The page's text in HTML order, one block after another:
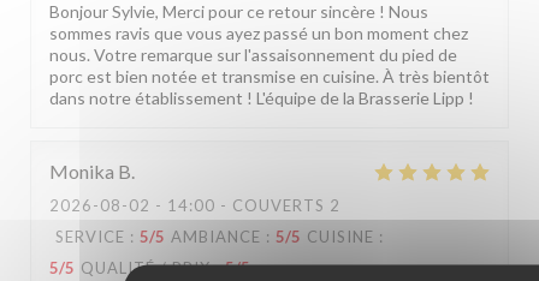
Bonjour Sylvie, Merci pour ce retour sincère ! Nous
sommes ravis que vous ayez passé un bon moment chez
nous. Votre remarque sur l'assaisonnement du pied de
porc est bien notée et transmise en cuisine. À très bientôt
dans notre établissement ! L'équipe de la Brasserie Lipp !
Monika B
2026-08-02 - 14:00 - COUVERTS 2
SERVICE : 5/5 AMBIANCE : 5/5 CUISINE :
5/5 QUALITÉ / PRIX: 5/5